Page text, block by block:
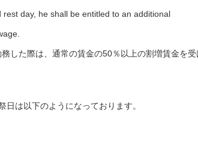
day, he shall be entitled to an additional
した際は、通常の賃金の50％以上の割増賃金を受
は以下のようになっております。